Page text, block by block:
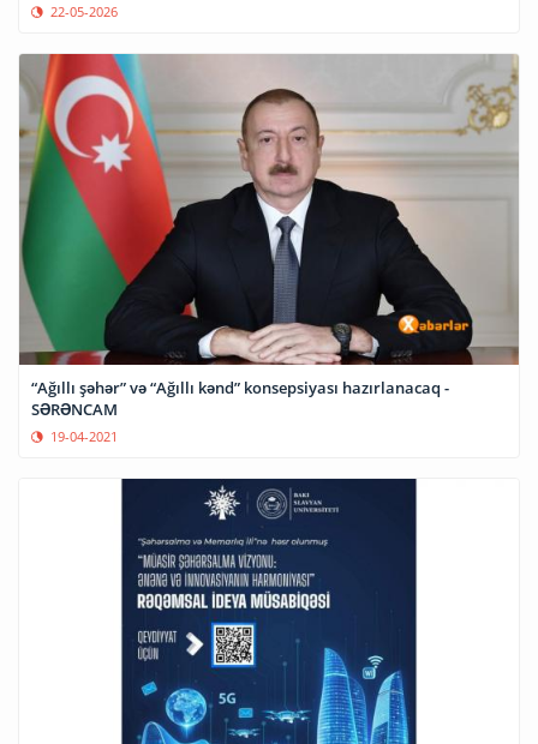
22-05-2026
“Ağıllı şəhər” və “Ağıllı kənd” konsepsiyası hazırlanacaq -
SƏRƏNCAM
19-04-2021